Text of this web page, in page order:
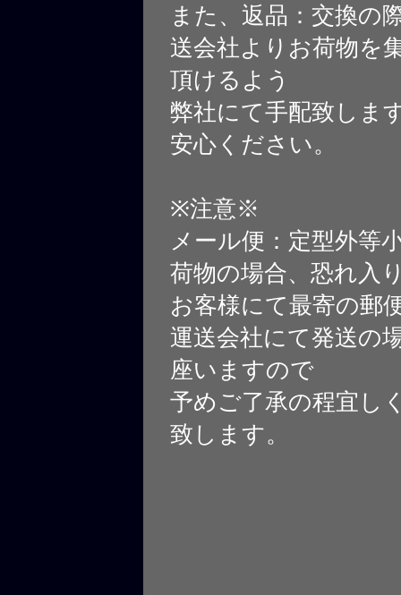
また、返品：交換の
送会社よりお荷物を
頂けるよう
弊社にて手配致しま
安心ください。
※注意※
メール便：定型外等
荷物の場合、恐れ入
お客様にて最寄の郵
運送会社にて発送の
座いますので
予めご了承の程宜し
致します。